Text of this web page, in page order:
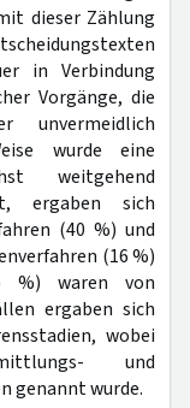
dieser Zählung
in Verbindung
Vorgänge, die
unvermeidlich
wurde eine
weitgehend
ergaben sich
(40 %) und
(16 %)
%) waren von
ergaben sich
wobei
und
genannt wurde.